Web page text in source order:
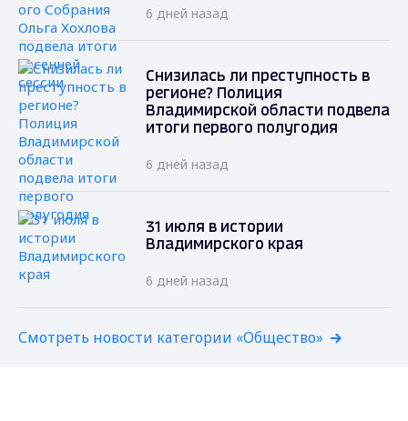
6 дней назад
Снизилась ли преступность в
регионе? Полиция
Владимирской области подвела
итоги первого полугодия
6 дней назад
31 июля в истории
Владимирского края
6 дней назад
Смотреть новости категории «Общество»